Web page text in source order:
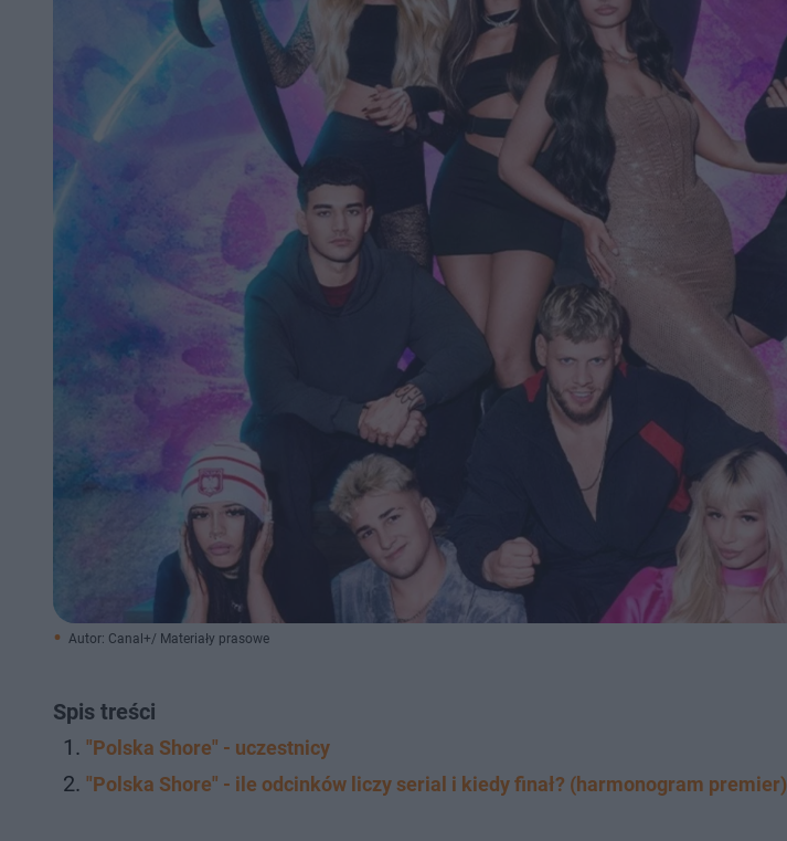
Autor: Canal+/ Materiały prasowe
Spis treści
"Polska Shore" - uczestnicy
"Polska Shore" - ile odcinków liczy serial i kiedy finał? (harmonogram premier)